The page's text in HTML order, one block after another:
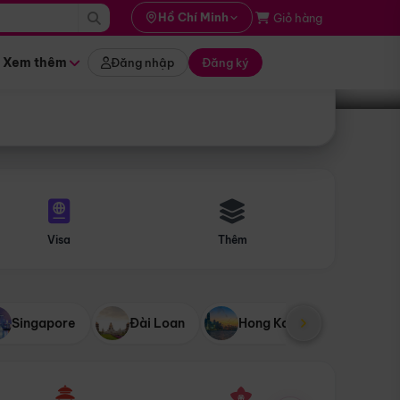
Hồ Chí Minh Giỏ hàng
Xem thêm Đăng nhập Đăng ký
Tìm tour
Visa Thêm
Singapore Đài Loan Hong Kong